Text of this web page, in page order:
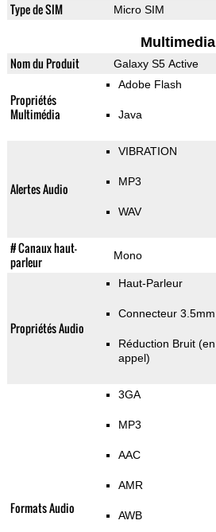
Type de SIM Micro SIM
Multimedia
Nom du Produit Galaxy S5 Active
Propriétés
Multimédia
Adobe Flash
Java
Alertes Audio
VIBRATION
MP3
WAV
# Canaux haut-
parleur
Mono
Propriétés Audio
Haut-Parleur
Connecteur 3.5mm
Réduction Bruit (en
appel)
Formats Audio
3GA
MP3
AAC
AMR
AWB